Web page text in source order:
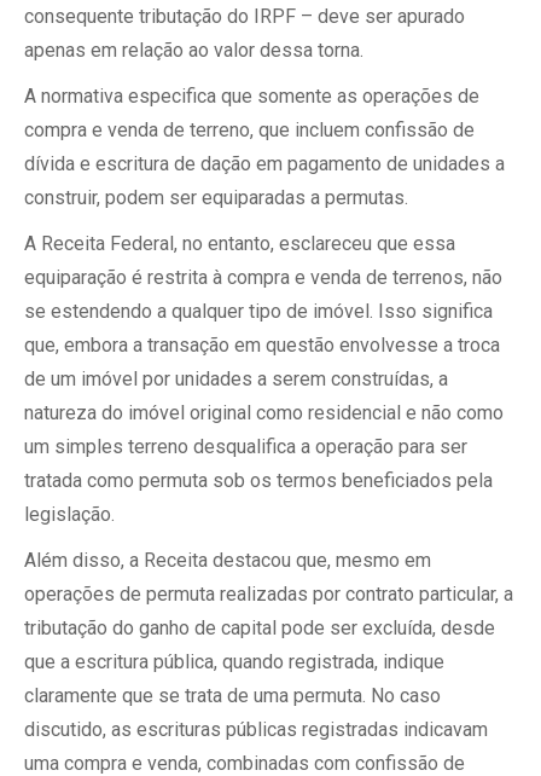
consequente tributação do IRPF – deve ser apurado
apenas em relação ao valor dessa torna.
A normativa especifica que somente as operações de
compra e venda de terreno, que incluem confissão de
dívida e escritura de dação em pagamento de unidades a
construir, podem ser equiparadas a permutas.
A Receita Federal, no entanto, esclareceu que essa
equiparação é restrita à compra e venda de terrenos, não
se estendendo a qualquer tipo de imóvel. Isso significa
que, embora a transação em questão envolvesse a troca
de um imóvel por unidades a serem construídas, a
natureza do imóvel original como residencial e não como
um simples terreno desqualifica a operação para ser
tratada como permuta sob os termos beneficiados pela
legislação.
Além disso, a Receita destacou que, mesmo em
operações de permuta realizadas por contrato particular, a
tributação do ganho de capital pode ser excluída, desde
que a escritura pública, quando registrada, indique
claramente que se trata de uma permuta. No caso
discutido, as escrituras públicas registradas indicavam
uma compra e venda, combinadas com confissão de